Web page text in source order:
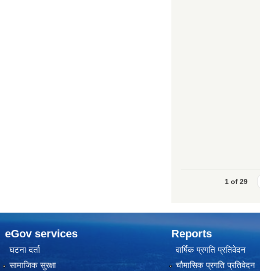
1 of 29
eGov services
घटना दर्ता
सामाजिक सुरक्षा
Reports
वार्षिक प्रगति प्रतिवेदन
चौमासिक प्रगति प्रतिवेदन